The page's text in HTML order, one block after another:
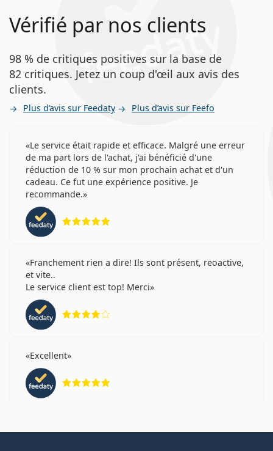
Vérifié par nos clients
98 % de critiques positives sur la base de
82 critiques. Jetez un coup d'œil aux avis des
clients.
Plus d’avis sur Feedaty Plus d’avis sur Feefo
Le service était rapide et efficace. Malgré une erreur
de ma part lors de l'achat, j'ai bénéficié d'une
réduction de 10 % sur mon prochain achat et d'un
cadeau. Ce fut une expérience positive. Je
recommande.
Franchement rien a dire! Ils sont présent, reoactive,
et vite..
Le service client est top! Merci
Excellent